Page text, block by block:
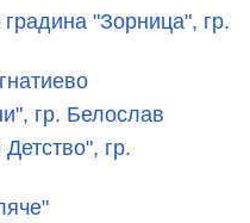
"Зорница", гр.
гр. Белослав
гр.